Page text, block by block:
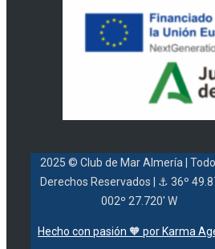
2025 © Club de Mar Almería
|
Derechos Reservados |
⚓ 36º
002º 27.720' W
Hecho con pasión 🧡 por Karma